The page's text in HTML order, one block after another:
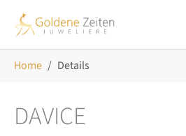
Home Details
DAVICE